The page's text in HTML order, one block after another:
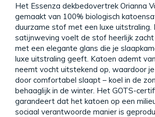
Het Essenza dekbedovertrek Orianna
gemaakt van 100% biologisch
duurzame stof met een luxe uitstraling.
satijnweving voelt de stof heerlijk zacht
met een elegante glans die je
luxe uitstraling geeft. Katoen ademt
neemt vocht uitstekend op, waardoor
door comfortabel slaapt – koel in de
behaaglijk in de winter. Het GOTS-
garandeert dat het katoen op een
sociaal verantwoorde manier is